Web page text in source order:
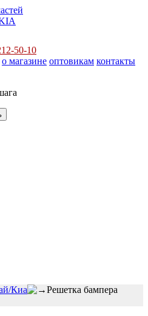
50-10
о магазине оптовикам контакты
Киа
Решетка бампера